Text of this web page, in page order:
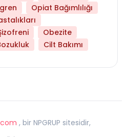
Opiat Bağımlılığı
Obezite
Cilt Bakımı
, bir NPGRUP sitesidir,